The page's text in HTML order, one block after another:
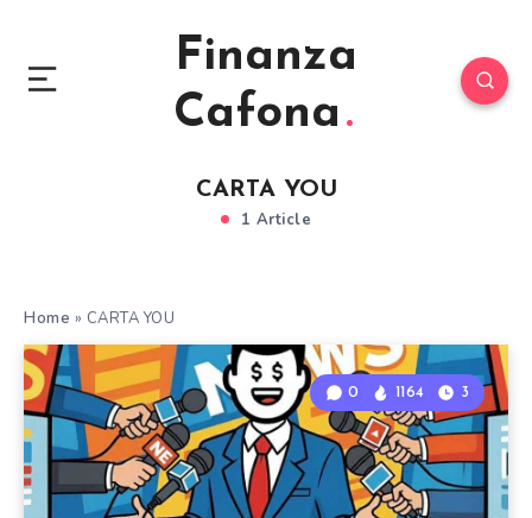
Finanza
Cafona
CARTA YOU
1 Article
Home » CARTA YOU
0 1164 3